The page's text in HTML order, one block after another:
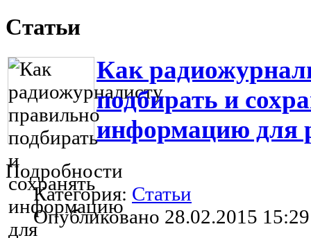
Статьи
Как
подбирать и
информацию для
Подробности
Категория: Статьи
Опубликовано 28.02.2015 15:29